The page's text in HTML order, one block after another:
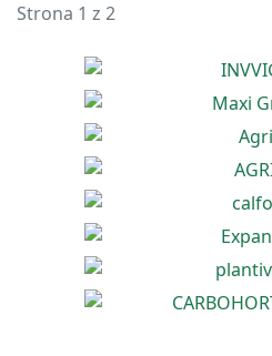
Strona 1 z 2